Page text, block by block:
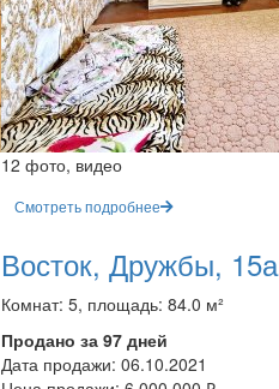
12 фото, видео
Смотреть подробнее
Восток, Дружбы, 15а
Комнат: 5, площадь: 84.0 м²
Продано за 97 дней
Дата продажи: 06.10.2021